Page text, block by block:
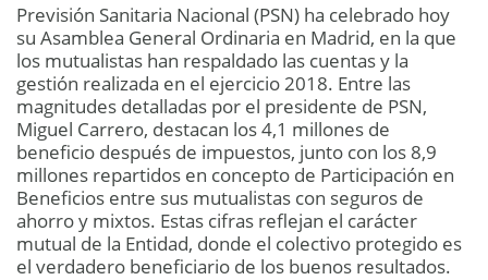
Previsión Sanitaria Nacional (PSN) ha celebrado hoy
su Asamblea General Ordinaria en Madrid, en la que
los mutualistas han respaldado las cuentas y la
gestión realizada en el ejercicio 2018. Entre las
magnitudes detalladas por el presidente de PSN,
Miguel Carrero, destacan los 4,1 millones de
beneficio después de impuestos, junto con los 8,9
millones repartidos en concepto de Participación en
Beneficios entre sus mutualistas con seguros de
ahorro y mixtos. Estas cifras reflejan el carácter
mutual de la Entidad, donde el colectivo protegido es
el verdadero beneficiario de los buenos resultados.